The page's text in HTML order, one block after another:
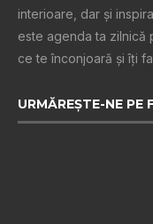
interioare, dar și
este agenda ta zilnică
ce te înconjoară şi îţi
URMĂREȘTE-NE PE